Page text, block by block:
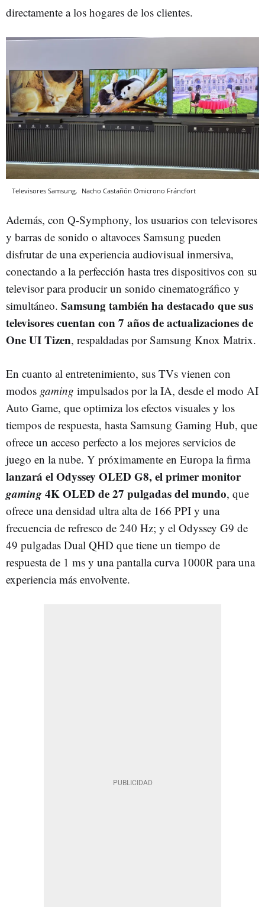
directamente a los hogares de los clientes.
Televisores Samsung. Nacho Castañón Omicrono Fráncfort
Además, con Q-Symphony, los usuarios con televisores
y barras de sonido o altavoces Samsung pueden
disfrutar de una experiencia audiovisual inmersiva,
conectando a la perfección hasta tres dispositivos con su
televisor para producir un sonido cinematográfico y
simultáneo. Samsung también ha destacado que sus
televisores cuentan con 7 años de actualizaciones de
One UI Tizen, respaldadas por Samsung Knox Matrix.
En cuanto al entretenimiento, sus TVs vienen con
modos gaming impulsados por la IA, desde el modo AI
Auto Game, que optimiza los efectos visuales y los
tiempos de respuesta, hasta Samsung Gaming Hub, que
ofrece un acceso perfecto a los mejores servicios de
juego en la nube. Y próximamente en Europa la firma
lanzará el Odyssey OLED G8, el primer monitor
gaming 4K OLED de 27 pulgadas del mundo, que
ofrece una densidad ultra alta de 166 PPI y una
frecuencia de refresco de 240 Hz; y el Odyssey G9 de
49 pulgadas Dual QHD que tiene un tiempo de
respuesta de 1 ms y una pantalla curva 1000R para una
experiencia más envolvente.